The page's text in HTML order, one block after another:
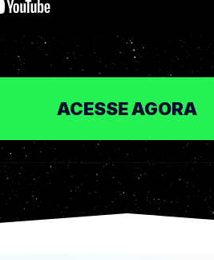
ACESSE AGORA